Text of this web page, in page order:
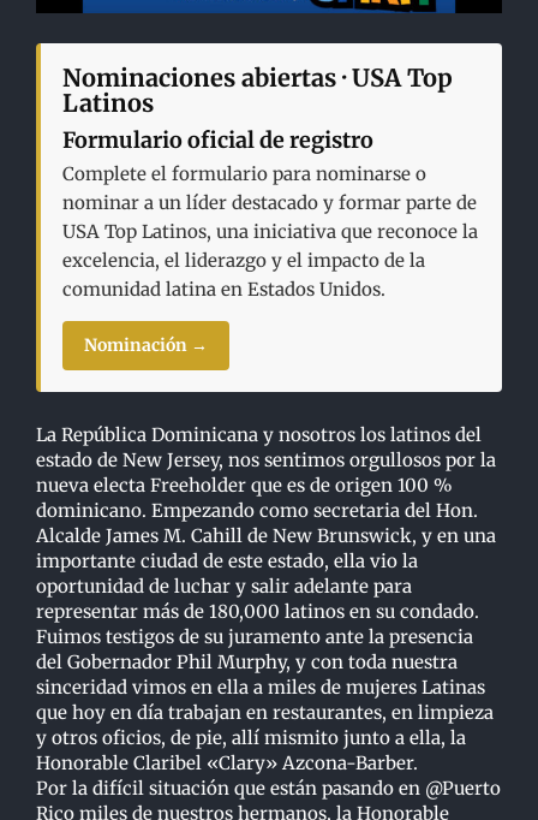
Nominaciones abiertas · USA Top
Latinos
Formulario oficial de registro
Complete el formulario para nominarse o
nominar a un líder destacado y formar parte de
USA Top Latinos, una iniciativa que reconoce la
excelencia, el liderazgo y el impacto de la
comunidad latina en Estados Unidos.
Nominación →
La República Dominicana y nosotros los latinos del
estado de New Jersey, nos sentimos orgullosos por la
nueva electa Freeholder que es de origen 100 %
dominicano. Empezando como secretaria del Hon.
Alcalde James M. Cahill de New Brunswick, y en una
importante ciudad de este estado, ella vio la
oportunidad de luchar y salir adelante para
representar más de 180,000 latinos en su condado.
Fuimos testigos de su juramento ante la presencia
del Gobernador Phil Murphy, y con toda nuestra
sinceridad vimos en ella a miles de mujeres Latinas
que hoy en día trabajan en restaurantes, en limpieza
y otros oficios, de pie, allí mismito junto a ella, la
Honorable Claribel «Clary» Azcona-Barber.
Por la difícil situación que están pasando en @Puerto
Rico miles de nuestros hermanos, la Honorable